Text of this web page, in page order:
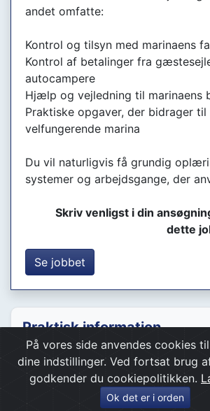
andet omfatte:
Kontrol og tilsyn med marinaens
Kontrol af betalinger fra
autocampere
Hjælp og vejledning til marinaens
Praktiske opgaver, der bidrager til
velfungerende marina
Du vil naturligvis få grundig
systemer og arbejdsgange, der
Skriv venligst i din
dette
Se jobbet
Praktisk information
Indrykket:08 jun 2026
Udløber:27 jun 2026
Fuldtid
Arbejdsområde:Service
På vores side anvendes cookies
dine indstillinger. Ved fortsat brug
godkender du cookiepolitikken.
Ok det er i orden